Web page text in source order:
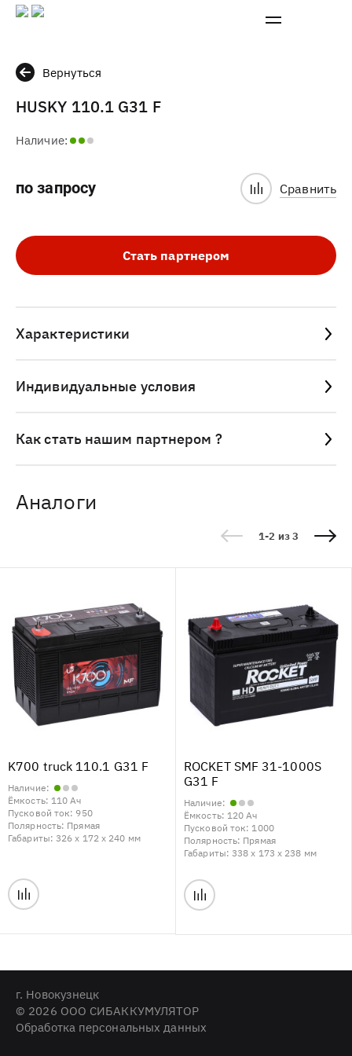
Вернуться
HUSKY 110.1 G31 F
Наличие:
по запросу Сравнить
Стать партнером
Характеристики
Индивидуальные условия
Как стать нашим партнером ?
Аналоги
1-2 из 3
K700 truck 110.1 G31 F
Наличие:
Ёмкость: 110 Ач
Пусковой ток: 950
Полярность: Прямая
Габариты: 326 x 172 x 240 мм
ROCKET SMF 31-1000S
G31 F
Наличие:
Ёмкость: 120 Ач
Пусковой ток: 1000
Полярность: Прямая
Габариты: 338 x 173 x 238 мм
г. Новокузнецк
© 2026 ООО СИБАККУМУЛЯТОР
Обработка персональных данных